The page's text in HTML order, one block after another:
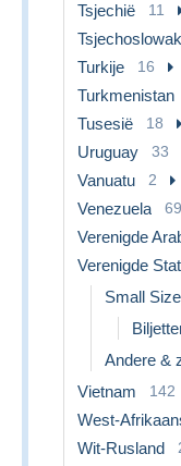
Tsjechië 11
Turkije 16
Turkmenistan
Tusesië 18
Uruguay 33
Vanuatu 2
Venezuela 69
Verenigde
Verenigde
Small
Andere &
Vietnam 142
West-
Wit-Rusland